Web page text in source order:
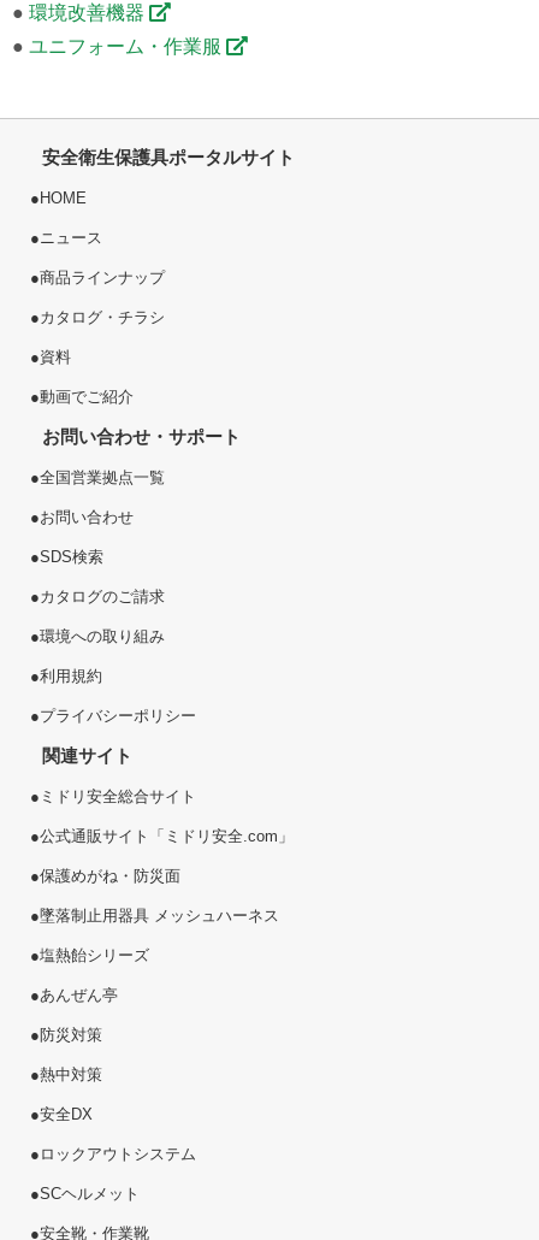
● 環境改善機器
● ユニフォーム・作業服
安全衛生保護具ポータルサイト
●HOME
● ニュース
●商品ラインナップ
●カタログ・チラシ
●資料
●動画でご紹介
お問い合わせ・サポート
●全国営業拠点一覧
●お問い合わせ
●SDS検索
●カタログのご請求
●環境への取り組み
●利用規約
●プライバシーポリシー
関連サイト
● ミドリ安全総合サイト
●公式通販サイト「ミドリ安全.com」
●保護めがね・防災面
●墜落制止用器具 メッシュハーネス
●塩熱飴シリーズ
●あんぜん亭
●防災対策
●熱中対策
●安全DX
● ロックアウトシステム
●SCヘルメット
●安全靴・作業靴